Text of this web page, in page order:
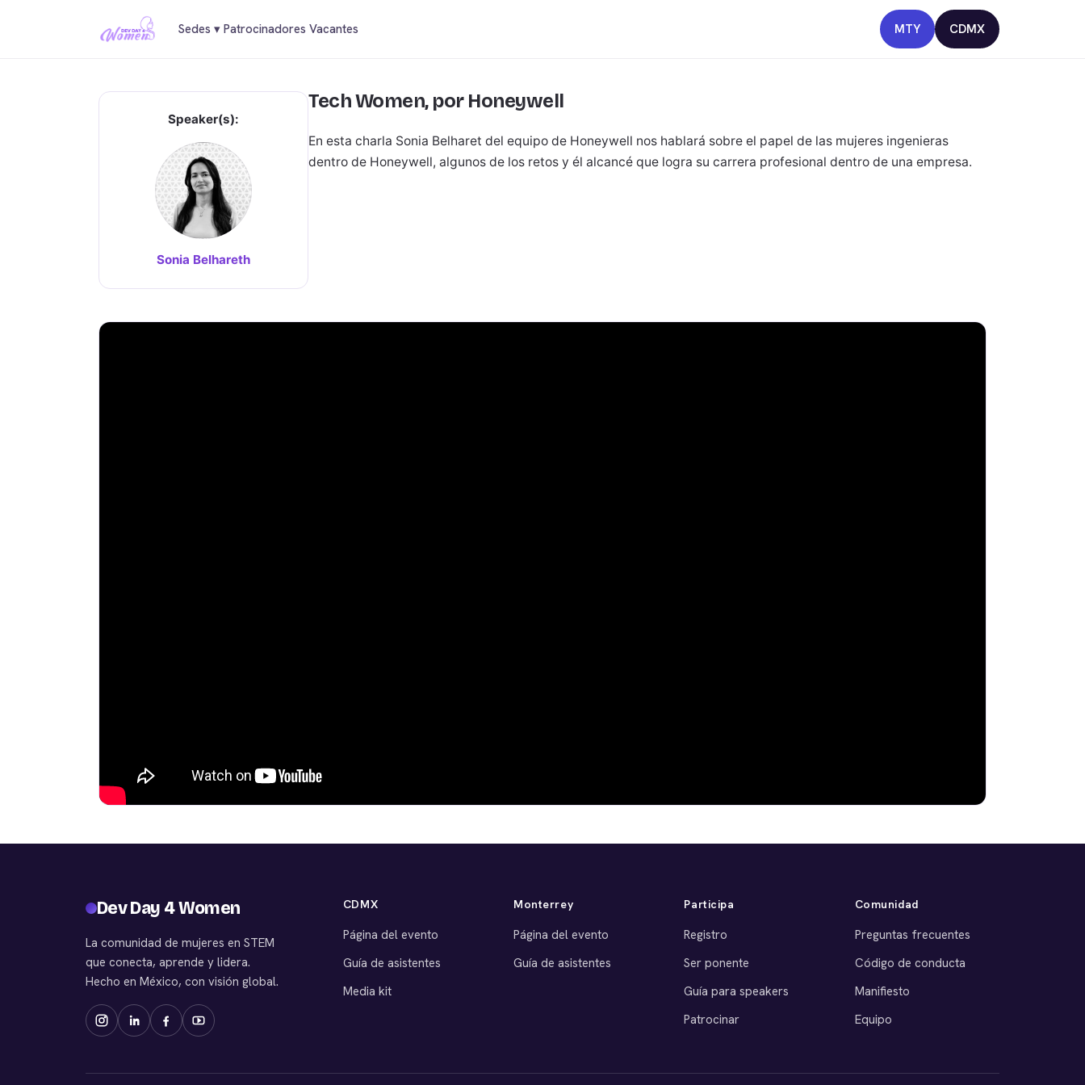
Sedes▾ Patrocinadores Vacantes MTY CDMX
Speaker(s):
Sonia Belhareth
Tech Women, por Honeywell
En esta charla Sonia Belharet del equipo de Honeywell nos hablará sobre el papel de las mujeres ingenieras
dentro de Honeywell, algunos de los retos y él alcancé que logra su carrera profesional dentro de una empresa.
Dev Day 4 Women
La comunidad de mujeres en STEM
que conecta, aprende y lidera.
Hecho en México, con visión global.
CDMX
Página del evento
Guía de asistentes
Media kit
Monterrey
Página del evento
Guía de asistentes
Participa
Registro
Ser ponente
Guía para speakers
Patrocinar
Comunidad
Preguntas frecuentes
Código de conducta
Manifiesto
Equipo